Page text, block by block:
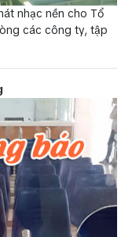
nhạc nền cho Tổ
các công ty, tập